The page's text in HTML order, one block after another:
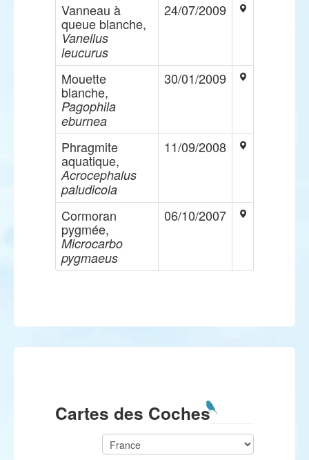
Vanneau à
queue blanche,
Vanellus
leucurus
24/07/2009
Mouette
blanche,
Pagophila
eburnea
30/01/2009
Phragmite
aquatique,
Acrocephalus
paludicola
11/09/2008
Cormoran
pygmée,
Microcarbo
pygmaeus
06/10/2007
Cartes des Coches